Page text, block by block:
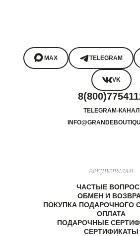
MAX TELEGRAM
VK
TELEGRAM-КАНАЛ
покупателям
ЧАСТЫЕ
ОБМЕН И
ПОКУПКА ПОДАРОЧНОГО
ОПЛАТА
ПОДАРОЧНЫЕ
СЕРТИФИКАТЫ